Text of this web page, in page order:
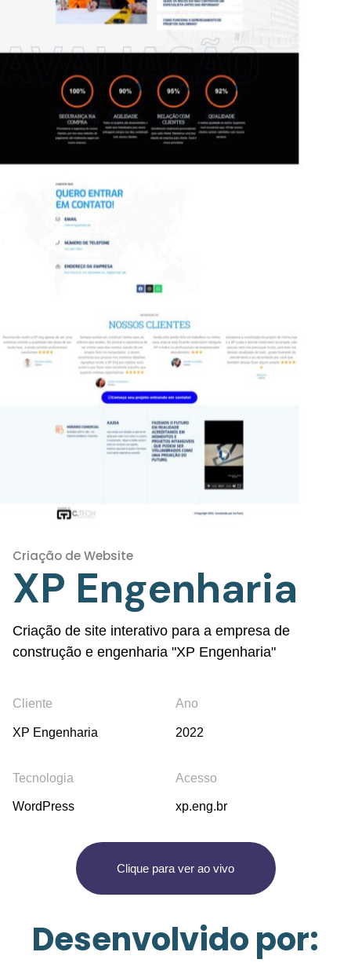
Criação de Website
XP Engenharia
Criação de site interativo para a empresa de
construção e engenharia "XP Engenharia"
Cliente
XP Engenharia
Ano
2022
Tecnologia
WordPress
Acesso
xp.eng.br
Clique para ver ao vivo
Desenvolvido por: